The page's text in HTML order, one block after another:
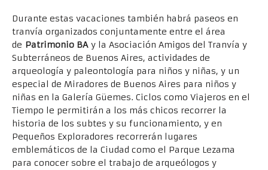
Durante estas vacaciones también habrá paseos en
tranvía organizados conjuntamente entre el área
de Patrimonio BAy la Asociación Amigos del Tranvía y
Subterráneos de Buenos Aires, actividades de
arqueología y paleontología para niños y niñas, y un
especial de Miradores de Buenos Aires para niños y
niñas en la Galería Güemes. Ciclos como Viajeros en el
Tiempo le permitirán a los más chicos recorrer la
historia de los subtes y su funcionamiento, y en
Pequeños Exploradores recorrerán lugares
emblemáticos de la Ciudad como el Parque Lezama
para conocer sobre el trabajo de arqueólogos y